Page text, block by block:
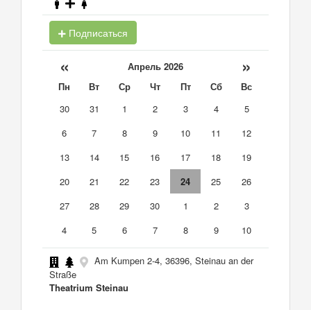
Подписаться
« Апрель 2026 »
Пн Вт Ср Чт Пт Сб
Вс
30
31 1 2 3 4
5
6
7 8 9 10 11
12
13
14 15 16 17 18
19
20
21 22 23 24 25
26
27
28 29 30 1 2
3
4
5 6 7 8 9 10
Am Kumpen 2-4, 36396, Steinau an der
Straße
Theatrium Steinau